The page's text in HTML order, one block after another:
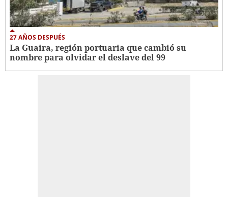
27 AÑOS DESPUÉS
La Guaira, región portuaria que cambió su
nombre para olvidar el deslave del 99